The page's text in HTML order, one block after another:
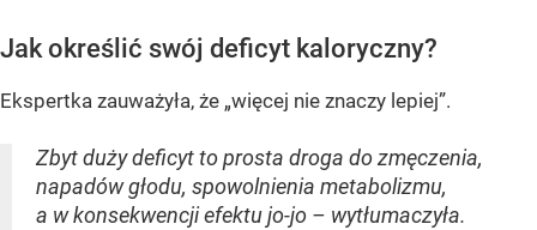
Jak określić swój deficyt kaloryczny?
Ekspertka zauważyła, że „więcej nie znaczy lepiej”.
Zbyt duży deficyt to prosta droga do zmęczenia,
napadów głodu, spowolnienia metabolizmu,
a w konsekwencji efektu jo-jo – wytłumaczyła.